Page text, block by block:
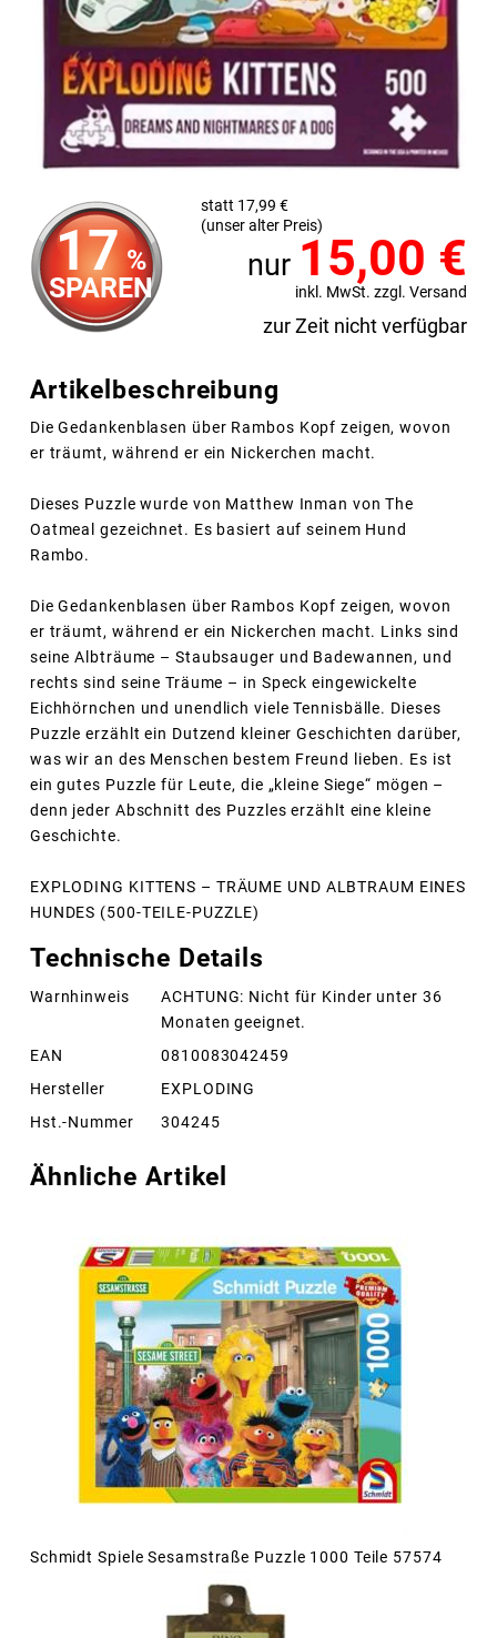
17 %
SPAREN
statt 17,99 €
(unser alter Preis)
nur 15,00 €
inkl. MwSt. zzgl. Versand
zur Zeit nicht verfügbar
Artikelbeschreibung
Die Gedankenblasen über Rambos Kopf zeigen, wovon
er träumt, während er ein Nickerchen macht.
Dieses Puzzle wurde von Matthew Inman von The
Oatmeal gezeichnet. Es basiert auf seinem Hund
Rambo.
Die Gedankenblasen über Rambos Kopf zeigen, wovon
er träumt, während er ein Nickerchen macht. Links sind
seine Albträume – Staubsauger und Badewannen, und
rechts sind seine Träume – in Speck eingewickelte
Eichhörnchen und unendlich viele Tennisbälle. Dieses
Puzzle erzählt ein Dutzend kleiner Geschichten darüber,
was wir an des Menschen bestem Freund lieben. Es ist
ein gutes Puzzle für Leute, die „kleine Siege“ mögen –
denn jeder Abschnitt des Puzzles erzählt eine kleine
Geschichte.
EXPLODING KITTENS – TRÄUME UND ALBTRAUM EINES
HUNDES (500-TEILE-PUZZLE)
Technische Details
Warnhinweis
ACHTUNG: Nicht für Kinder unter 36
Monaten geeignet.
EAN
0810083042459
Hersteller
EXPLODING
Hst.-Nummer
304245
Ähnliche Artikel
Schmidt Spiele Sesamstraße Puzzle 1000 Teile 57574